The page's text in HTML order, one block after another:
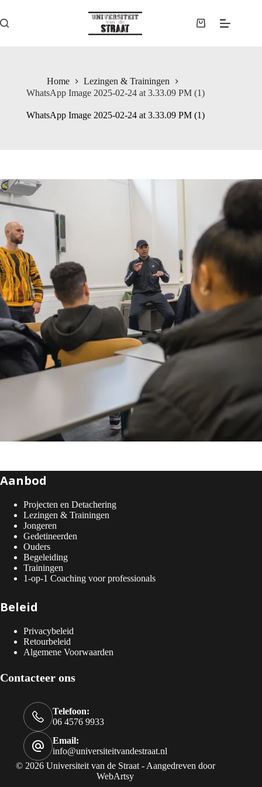
de
Winkelwagen
Home
Lezingen & Trainingen
WhatsApp Image 2025-02-24 at 3.33.09 PM (1)
WhatsApp Image 2025-02-24 at 3.33.09 PM (1)
Aanbod
Projecten en Detachering
Lezingen & Trainingen
Jongeren
Gedetineerden
Ouders
Begeleiding
Trainingen
1-op-1 Coaching voor professionals
Beleid
Privacybeleid
Retourbeleid
Algemene Voorwaarden
Contacteer ons
Telefoon:
06 4576 9933
Email:
info@universiteitvandestraat.nl
© 2026 Universiteit van de Straat - Aangedreven door
WebArtsy